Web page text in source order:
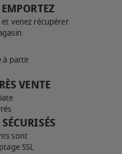
venez récupérer
à partir
VENTE
sont
SSL